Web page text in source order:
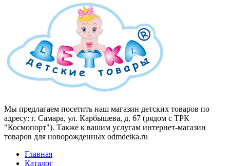
Мы предлагаем посетить наш магазин детских товаров по
адресу: г. Самара, ул. Карбышева, д. 67 (рядом с ТРК
"Космопорт"). Также к вашим услугам интернет-магазин
товаров для новорожденных odmdetka.ru
Главная
Каталог